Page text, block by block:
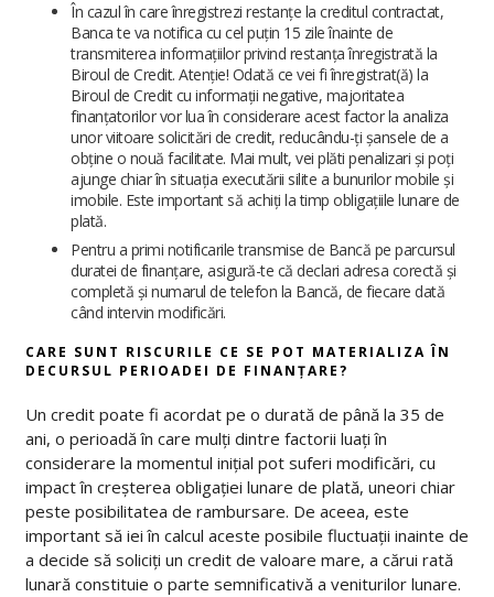
În cazul în care înregistrezi restanțe la creditul contractat,
Banca te va notifica cu cel puțin 15 zile înainte de
transmiterea informațiilor privind restanța înregistrată la
Biroul de Credit. Atenție! Odată ce vei fi înregistrat(ă) la
Biroul de Credit cu informații negative, majoritatea
finanțatorilor vor lua în considerare acest factor la analiza
unor viitoare solicitări de credit, reducându-ți șansele de a
obține o nouă facilitate. Mai mult, vei plăti penalizari și poți
ajunge chiar în situația executării silite a bunurilor mobile și
imobile. Este important să achiți la timp obligațiile lunare de
plată.
Pentru a primi notificarile transmise de Bancă pe parcursul
duratei de finanțare, asigură-te că declari adresa corectă și
completă și numarul de telefon la Bancă, de fiecare dată
când intervin modificări.
CARE SUNT RISCURILE CE SE POT MATERIALIZA ÎN
DECURSUL PERIOADEI DE FINANȚARE?
Un credit poate fi acordat pe o durată de până la 35 de
ani, o perioadă în care mulți dintre factorii luați în
considerare la momentul inițial pot suferi modificări, cu
impact în creșterea obligației lunare de plată, uneori chiar
peste posibilitatea de rambursare. De aceea, este
important să iei în calcul aceste posibile fluctuații inainte de
a decide să soliciți un credit de valoare mare, a cărui rată
lunară constituie o parte semnificativă a veniturilor lunare.